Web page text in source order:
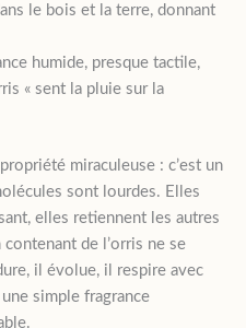
le bois et la terre, donnant
humide, presque tactile,
« sent la pluie sur la
miraculeuse : c’est un
sont lourdes. Elles
elles retiennent les autres
de l’orris ne se
il évolue, il respire avec
simple fragrance